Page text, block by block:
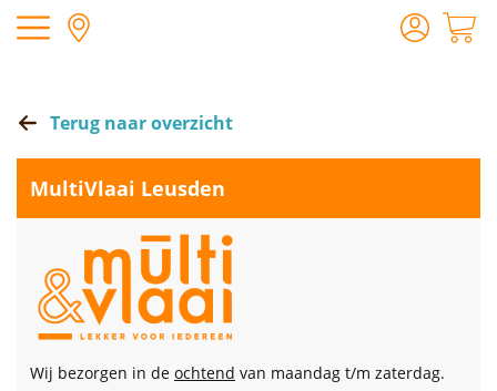
Terug naar overzicht
MultiVlaai Leusden
Wij bezorgen in de ochtend van maandag t/m zaterdag.